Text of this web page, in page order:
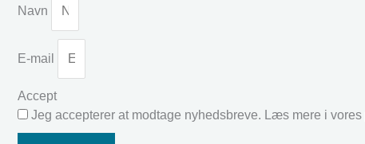
Navn
E-mail
Accept
Jeg accepterer at modtage nyhedsbreve. Læs mere i vores